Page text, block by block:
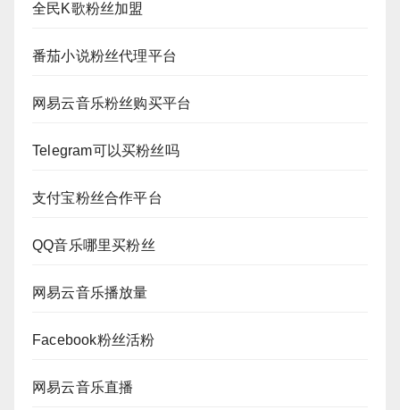
全民K歌粉丝加盟
番茄小说粉丝代理平台
网易云音乐粉丝购买平台
Telegram可以买粉丝吗
支付宝粉丝合作平台
QQ音乐哪里买粉丝
网易云音乐播放量
Facebook粉丝活粉
网易云音乐直播